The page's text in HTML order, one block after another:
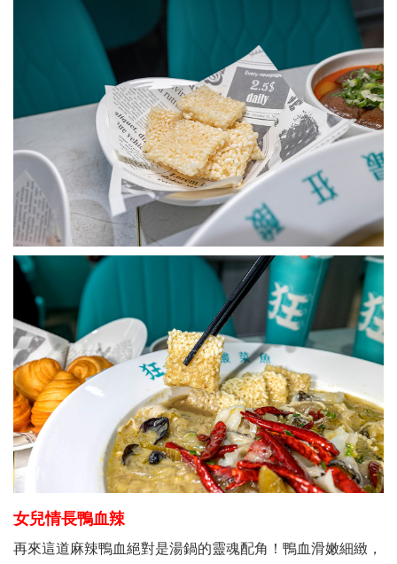
女兒情長鴨血辣
再來這道麻辣鴨血絕對是湯鍋的靈魂配角！鴨血滑嫩細緻，